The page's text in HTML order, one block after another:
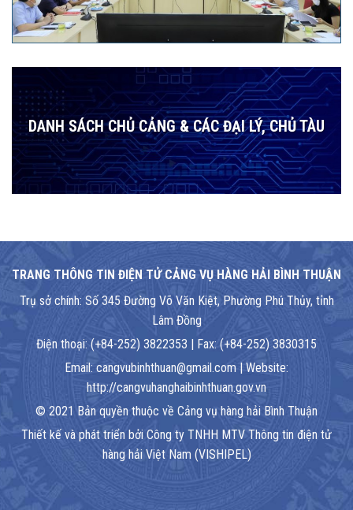
DANH SÁCH CHỦ CẢNG & CÁC ĐẠI LÝ, CHỦ TÀU
TRANG THÔNG TIN ĐIỆN TỬ CẢNG VỤ HÀNG HẢI BÌNH THUẬN
Trụ sở chính: Số 345 Đường Võ Văn Kiệt, Phường Phú Thủy, tỉnh
Lâm Đồng
Điện thoại: (+84-252) 3822353 | Fax: (+84-252) 3830315
Email: cangvubinhthuan@gmail.com | Website:
http://cangvuhanghaibinhthuan.gov.vn
© 2021 Bản quyền thuộc về Cảng vụ hàng hải Bình Thuận
Thiết kế và phát triển bởi Công ty TNHH MTV Thông tin điện tử
hàng hải Việt Nam (VISHIPEL)